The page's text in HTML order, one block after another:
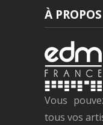
À PROPOS
Vous
tous vos